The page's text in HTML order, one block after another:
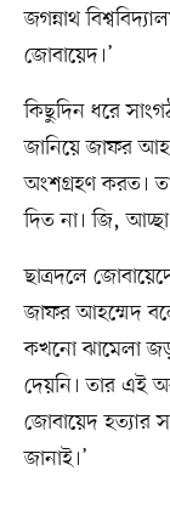
জগন্নাথ
জোবায়েদ।’
কিছুদিন ধরে
জানিয়ে জাফর
অংশগ্রহণ করত।
দিত না। জি,
ছাত্রদলে
জাফর আহম্মেদ
কখনো ঝামেলা
দেয়নি। তার এই
জোবায়েদ হত্যার
জানাই।’